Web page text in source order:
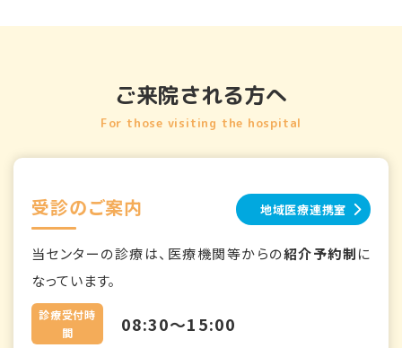
ご来院される方へ
For those visiting the hospital
受診のご案内 地域医療連携室
当センターの診療は、医療機関等からの紹介予約制に
なっています。
診療受付時
間
08:30～15:00